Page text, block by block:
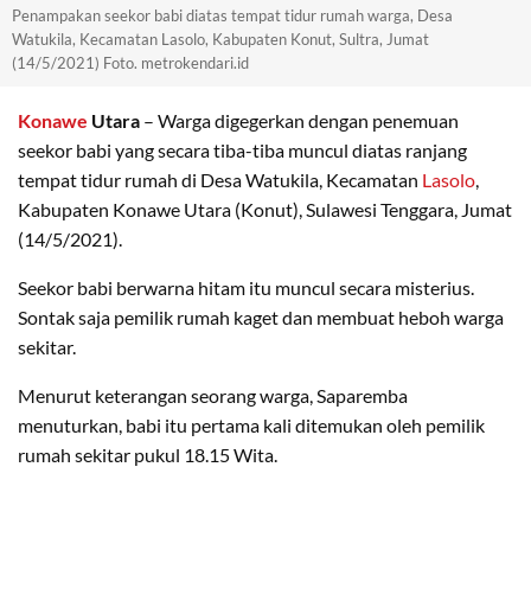
Penampakan seekor babi diatas tempat tidur rumah warga, Desa
Watukila, Kecamatan Lasolo, Kabupaten Konut, Sultra, Jumat
(14/5/2021) Foto. metrokendari.id
Konawe Utara – Warga digegerkan dengan penemuan
seekor babi yang secara tiba-tiba muncul diatas ranjang
tempat tidur rumah di Desa Watukila, Kecamatan Lasolo
Kabupaten Konawe Utara (Konut), Sulawesi Tenggara, Jumat
(14/5/2021).
Seekor babi berwarna hitam itu muncul secara misterius.
Sontak saja pemilik rumah kaget dan membuat heboh warga
sekitar.
Menurut keterangan seorang warga, Saparemba
menuturkan, babi itu pertama kali ditemukan oleh pemilik
rumah sekitar pukul 18.15 Wita.